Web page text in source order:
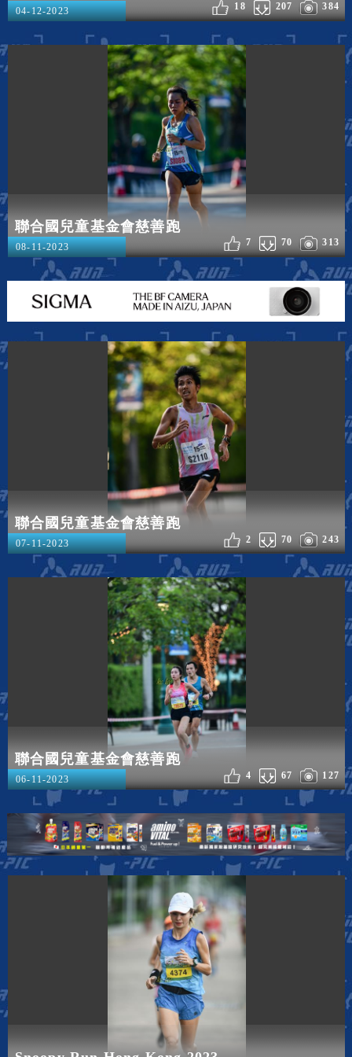
384
207
18
04-12-2023
聯合國兒童基金會慈善跑
313
70
7
08-11-2023
聯合國兒童基金會慈善跑
243
70
2
07-11-2023
聯合國兒童基金會慈善跑
127
67
4
06-11-2023